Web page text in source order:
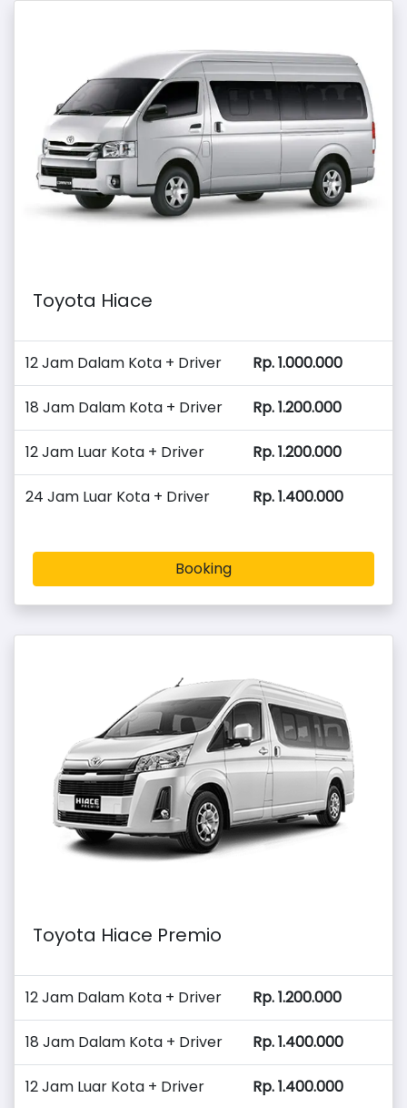
Toyota Hiace
12 Jam Dalam Kota + Driver Rp. 1.000.000
18 Jam Dalam Kota + Driver Rp. 1.200.000
12 Jam Luar Kota + Driver Rp. 1.200.000
24 Jam Luar Kota + Driver Rp. 1.400.000
Booking
Toyota Hiace Premio
12 Jam Dalam Kota + Driver Rp. 1.200.000
18 Jam Dalam Kota + Driver Rp. 1.400.000
12 Jam Luar Kota + Driver Rp. 1.400.000